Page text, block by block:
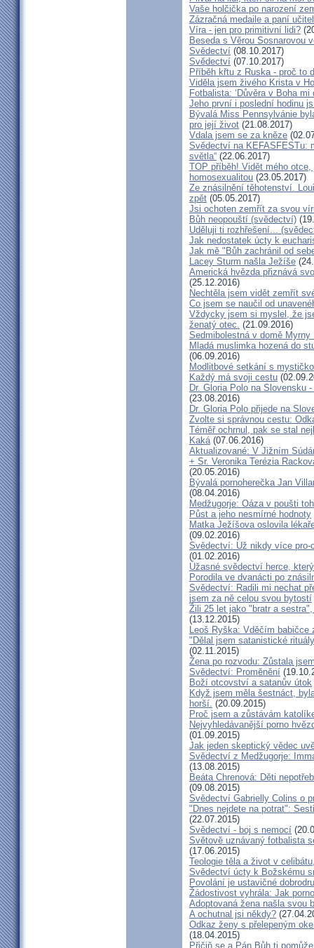
Vaše holčička po narození
Zázračná medaile a paní
Víra - jen pro primitivní lidi?
Beseda s Věrou Sosnarovou
Svědectví (08.10.2017)
Svědectví (07.10.2017)
Příběh křtu z Ruska - proč to
Viděla jsem živého Krista v
Fotbalista: ‘Důvěra v Boha mi
Jeho první i poslední hodinu
Bývalá Miss Pennsylvánie
pro její život (21.08.2017)
Vdala jsem se za kněze
Svědectví na KEFASFESTu:
světla“ (22.06.2017)
TOP příběh! Vidět mého
homosexualitou (23.05.2017)
Ze znásilnění těhotenství.
zpět (05.05.2017)
Jsi ochoten zemřít za svou
Bůh neopouští (svědectví)
Uděluji ti rozhřešení...
Jak nedostatek úcty k
Jak mě "Bůh zachránil od
Lacey Sturm našla Ježíše
Americká hvězda přiznává
(25.12.2016)
Nechtěla jsem vidět zemřít
Co jsem se naučil od
Vždycky jsem si myslel, že
ženatý otec. (21.09.2016)
Sedmibolestná v domě Myrny
Mladá muslimka hozená do
(06.09.2016)
Modlitbové setkání s
Každý má svoji cestu
Dr. Gloria Polo na Slovensku
(23.08.2016)
Dr. Gloria Polo přijede na
Zvolte si správnou cestu:
Téměř ochrnul, pak se stal
Kaká(07.06.2016)
Aktualizované: V Jižním
+ Sr. Veronika Terézia
(20.05.2016)
Bývalá pornoherečka Jan
(08.04.2016)
Medžugorje: Oáza v poušti
Půst a jeho nesmírné hodnoty
Matka Ježíšova oslovila
(09.02.2016)
Svědectví: Už nikdy více pro-
(01.02.2016)
Úžasné svědectví herce,
Porodila ve dvanácti po
Svědectví: Radili mi nechat
jsem za ně celou svou bytostí
Žili 25 let jako "bratr a
(13.12.2015)
Leoš Ryška: Vděčím babičce
"Dělal jsem satanistické
(02.11.2015)
Žena po rozvodu: Zůstala
Svědectví: Proměnění
Boží otcovství a satanův útok
Když jsem měla šestnáct,
horší. (20.09.2015)
Proč jsem a zůstávám
Nejvyhledávanější porno
(01.09.2015)
Jak jeden skeptický vědec
Svědectví z Medžugorje:
(13.08.2015)
Beáta Chrenová: Děti
(09.08.2015)
Svědectví Gabrielly Colins o
"Dnes nejdete na potrat":
(22.07.2015)
Svědectví - boj s nemocí
Světově uznávaný fotbalista
(17.06.2015)
Teologie těla a život v
Svědectví úcty k Božskému
Povolání je ustavičné
Žádostivost vyhrála: Jak
Adoptovaná žena našla svou
A ochutnal jsi někdy?
Odkaz ženy s přelepeným
(18.04.2015)
Přičiň se a Pán Bůh ti pomůže